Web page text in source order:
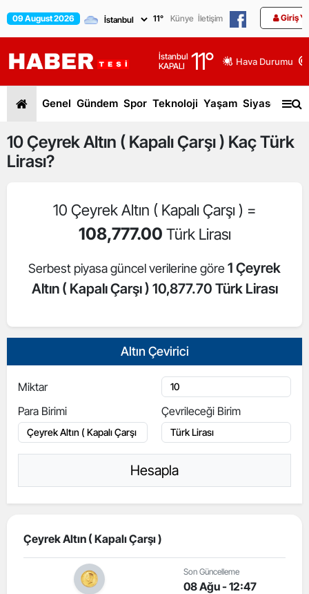
09 August 2026 11° Künye İletişim Giriş
İstanbul
KAPALI
11° Hava Durumu
Genel Gündem Spor Teknoloji Yaşam Siyaset
10Çeyrek Altın ( Kapalı Çarşı ) Kaç Türk
Lirası?
10 Çeyrek Altın ( Kapalı Çarşı ) =
108,777.00 Türk Lirası
Serbest piyasa güncel verilerine göre 1 Çeyrek
Altın ( Kapalı Çarşı ) 10,877.70 Türk Lirası
Altın Çevirici
Miktar
Para Birimi
Çevrileceği Birim
Hesapla
Çeyrek Altın ( Kapalı Çarşı )
Son Güncelleme
08 Ağu - 12:47